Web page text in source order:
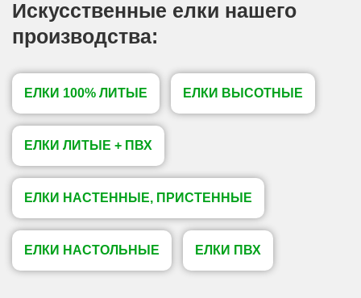
Искусственные елки нашего
производства:
ЕЛКИ 100% ЛИТЫЕ ЕЛКИ ВЫСОТНЫЕ
ЕЛКИ ЛИТЫЕ + ПВХ
ЕЛКИ НАСТЕННЫЕ, ПРИСТЕННЫЕ
ЕЛКИ НАСТОЛЬНЫЕ ЕЛКИ ПВХ